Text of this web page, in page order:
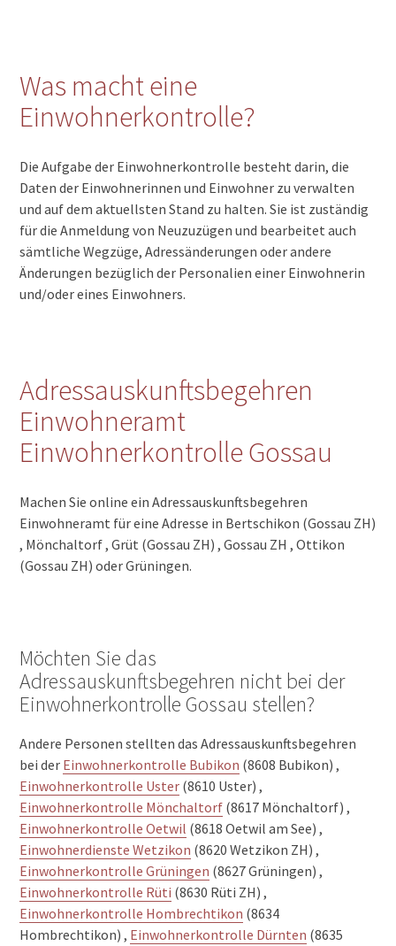
Was macht eine
Einwohnerkontrolle?
Die Aufgabe der Einwohnerkontrolle besteht darin, die
Daten der Einwohnerinnen und Einwohner zu verwalten
und auf dem aktuellsten Stand zu halten. Sie ist zuständig
für die Anmeldung von Neuzuzügen und bearbeitet auch
sämtliche Wegzüge, Adressänderungen oder andere
Änderungen bezüglich der Personalien einer Einwohnerin
und/oder eines Einwohners.
Adressauskunftsbegehren
Einwohneramt
Einwohnerkontrolle Gossau
Machen Sie online ein Adressauskunftsbegehren
Einwohneramt für eine Adresse in Bertschikon (Gossau ZH)
, Mönchaltorf , Grüt (Gossau ZH) , Gossau ZH , Ottikon
(Gossau ZH) oder Grüningen.
Möchten Sie das
Adressauskunftsbegehren nicht bei der
Einwohnerkontrolle Gossau stellen?
Andere Personen stellten das Adressauskunftsbegehren
bei der Einwohnerkontrolle Bubikon (8608 Bubikon) ,
Einwohnerkontrolle Uster (8610 Uster) ,
Einwohnerkontrolle Mönchaltorf (8617 Mönchaltorf) ,
Einwohnerkontrolle Oetwil (8618 Oetwil am See) ,
Einwohnerdienste Wetzikon (8620 Wetzikon ZH) ,
Einwohnerkontrolle Grüningen (8627 Grüningen) ,
Einwohnerkontrolle Rüti (8630 Rüti ZH) ,
Einwohnerkontrolle Hombrechtikon (8634
Hombrechtikon) , Einwohnerkontrolle Dürnten (8635